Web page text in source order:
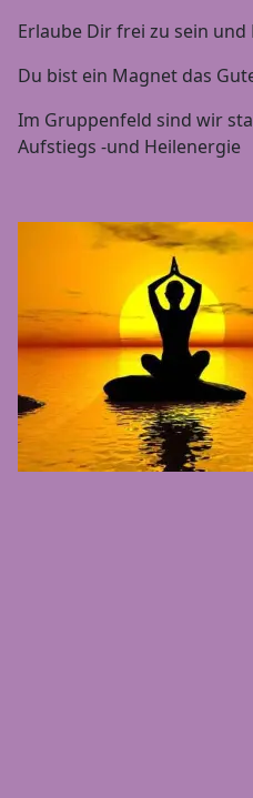
Erlaube Dir frei zu sein und
Du bist ein Magnet das
Im Gruppenfeld sind wir
Aufstiegs -und Heilenergie